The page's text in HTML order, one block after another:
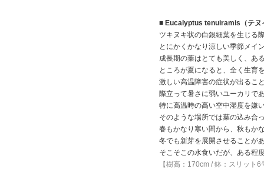
■ Eucalyptus tenuiramis（テヌ
ツキヌキ状の白銀細葉を生じる
とにかくかなり涼しい季節メイ
成長期の葉はとても美しく、あ
ところが夏になると、全く生育
激しい高温障害の症状が出るこ
際立って暑さに弱いユーカリで
特に高温時の高い空中湿度を嫌
そのような場所では葉の込み合
春もかなり寒い間から、秋もか
冬でも新芽を展開させることが
そこそこの水食いだが、ある程
【樹高：170cm / 鉢：スリット6